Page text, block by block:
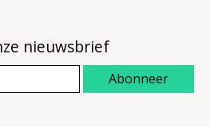
nieuwsbrief
Abonneer